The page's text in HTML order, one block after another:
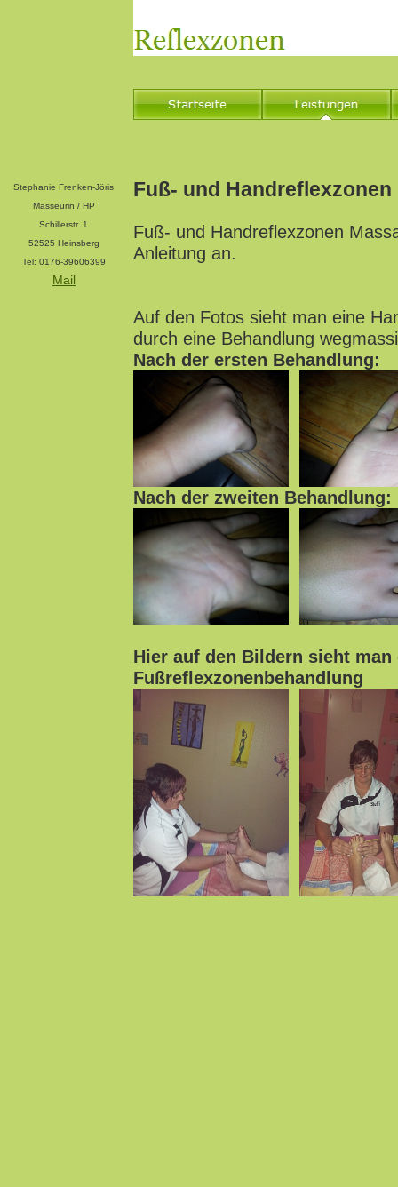
Stephanie Frenken-Jöris
Masseurin / HP
Schillerstr. 1
52525 Heinsberg
Tel: 0176-39606399
Mail
Fuß- und Handreflexzonen
Fuß- und Handreflexzonen
Anleitung an.
Auf den Fotos sieht man eine
durch eine Behandlung
Nach der ersten Behandlung:
Nach der zweiten Behandlung:
Hier auf den Bildern sieht man
Fußreflexzonenbehandlung